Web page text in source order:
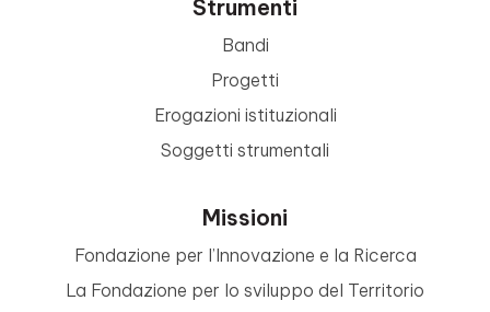
Strumenti
Bandi
Progetti
Erogazioni istituzionali
Soggetti strumentali
Missioni
Fondazione per l’Innovazione e la Ricerca
La Fondazione per lo sviluppo del Territorio